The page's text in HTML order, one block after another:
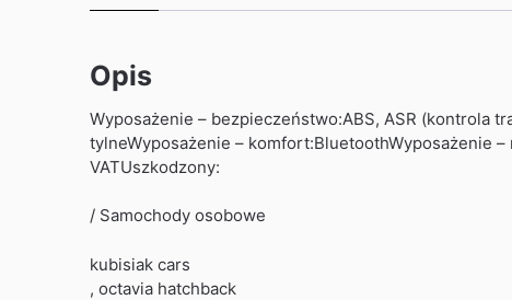
Opis
Wyposażenie – bezpieczeństwo:ABS, ASR (kontrola
tylneWyposażenie – komfort:BluetoothWyposażenie
VATUszkodzony:
/ Samochody osobowe
kubisiak cars
, octavia hatchback